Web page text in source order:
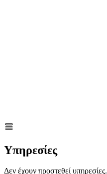
Υπηρεσίες
Δεν έχουν προστεθεί υπηρεσίες.